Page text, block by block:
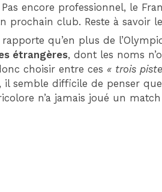
encore professionnel, le
prochain club. Reste à savoir
qu’en plus de
étrangères, dont les noms
choisir entre ces « trois
il semble difficile de penser
n’a jamais joué un